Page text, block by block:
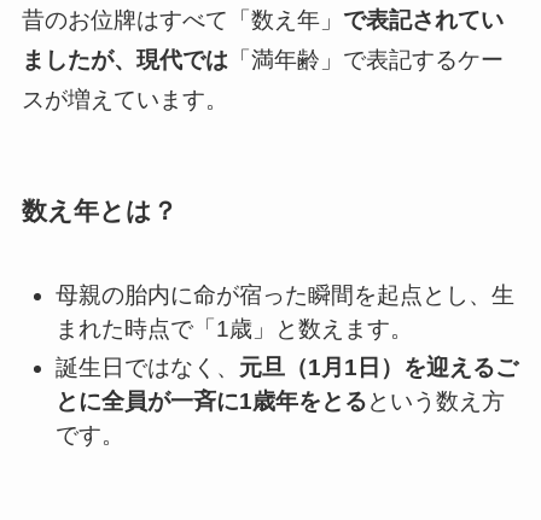
昔のお位牌はすべて「数え年」 で表記されてい
ましたが、現代では「満年齢」で表記するケー
スが増えています。
数え年とは？
母親の胎内に命が宿った瞬間を起点とし、生
まれた時点で「1歳」と数えます。
誕生日ではなく、 元旦（1月1日）を迎えるご
とに全員が一斉に1歳年をとるという数え方
です。